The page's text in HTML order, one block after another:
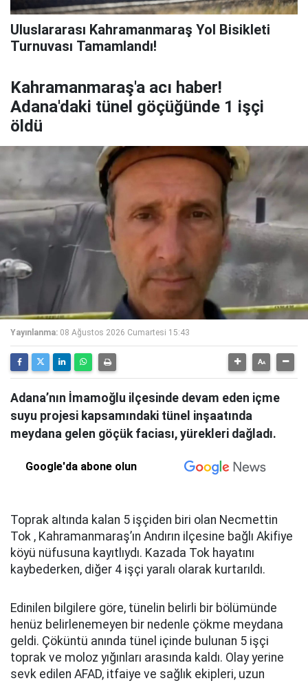
Uluslararası Kahramanmaraş Yol Bisikleti
Turnuvası Tamamlandı!
Kahramanmaraş'a acı haber!
Adana'daki tünel göçüğünde 1 işçi
öldü
Yayınlanma: 08 Ağustos 2026 Cumartesi 15:43
Adana’nın İmamoğlu ilçesinde devam eden içme
suyu projesi kapsamındaki tünel inşaatında
meydana gelen göçük faciası, yürekleri dağladı.
Google'da abone olun
Toprak altında kalan 5 işçiden biri olan Necmettin
Tok , Kahramanmaraş’ın Andırın ilçesine bağlı Akifiye
köyü nüfusuna kayıtlıydı. Kazada Tok hayatını
kaybederken, diğer 4 işçi yaralı olarak kurtarıldı.
Edinilen bilgilere göre, tünelin belirli bir bölümünde
henüz belirlenemeyen bir nedenle çökme meydana
geldi. Çöküntü anında tünel içinde bulunan 5 işçi
toprak ve moloz yığınları arasında kaldı. Olay yerine
sevk edilen AFAD, itfaiye ve sağlık ekipleri, uzun